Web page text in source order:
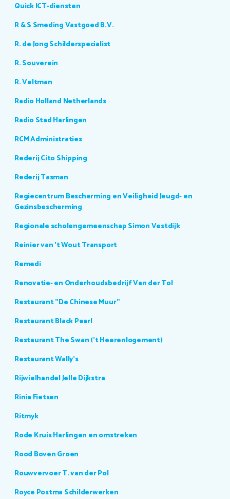
Quick ICT-diensten
R & S Smeding Vastgoed B.V.
R. de Jong Schilderspecialist
R. Souverein
R. Veltman
Radio Holland Netherlands
Radio Stad Harlingen
RCM Administraties
Rederij Cito Shipping
Rederij Tasman
Regiecentrum Bescherming en Veiligheid Jeugd- en
Gezinsbescherming
Regionale scholengemeenschap Simon Vestdijk
Reinier van 't Wout Transport
Remedi
Renovatie- en Onderhoudsbedrijf Van der Tol
Restaurant "De Chinese Muur"
Restaurant Black Pearl
Restaurant The Swan ('t Heerenlogement)
Restaurant Wally's
Rijwielhandel Jelle Dijkstra
Rinia Fietsen
Ritmyk
Rode Kruis Harlingen en omstreken
Rood Boven Groen
Rouwvervoer T. van der Pol
Royce Postma Schilderwerken